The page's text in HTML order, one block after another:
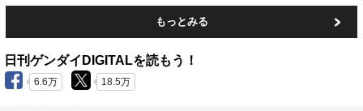
もっとみる
日刊ゲンダイDIGITALを読もう！
6.6万 18.5万